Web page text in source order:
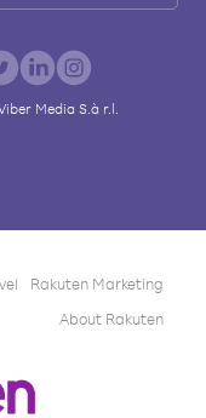
Media S.à r.l.
Rakuten Marketing
About Rakuten